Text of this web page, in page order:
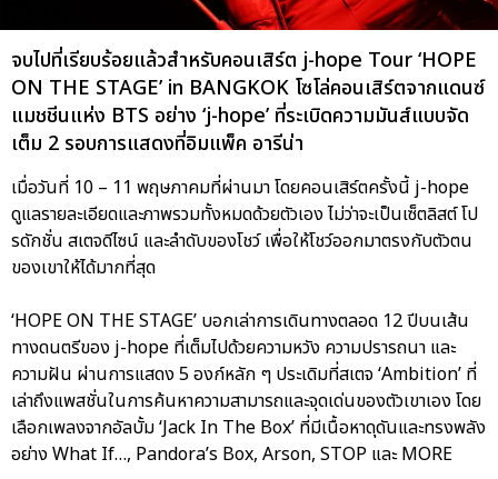
จบไปที่เรียบร้อยแล้วสำหรับคอนเสิร์ต j-hope Tour ‘HOPE
ON THE STAGE’ in BANGKOK โซโล่คอนเสิร์ตจากแดนซ์
แมชชีนแห่ง BTS อย่าง ‘j-hope’ ที่ระเบิดความมันส์แบบจัด
เต็ม 2 รอบการแสดงที่อิมแพ็ค อารีน่า
เมื่อวันที่ 10 – 11 พฤษภาคมที่ผ่านมา โดยคอนเสิร์ตครั้งนี้ j-hope
ดูแลรายละเอียดและภาพรวมทั้งหมดด้วยตัวเอง ไม่ว่าจะเป็นเซ็ตลิสต์ โป
รดักชั่น สเตจดีไซน์ และลำดับของโชว์ เพื่อให้โชว์ออกมาตรงกับตัวตน
ของเขาให้ได้มากที่สุด
‘HOPE ON THE STAGE’ บอกเล่าการเดินทางตลอด 12 ปีบนเส้น
ทางดนตรีของ j-hope ที่เต็มไปด้วยความหวัง ความปรารถนา และ
ความฝัน ผ่านการแสดง 5 องก์หลัก ๆ ประเดิมที่สเตจ ‘Ambition’ ที่
เล่าถึงแพสชั่นในการค้นหาความสามารถและจุดเด่นของตัวเขาเอง โดย
เลือกเพลงจากอัลบั้ม ‘Jack In The Box’ ที่มีเนื้อหาดุดันและทรงพลัง
อย่าง What If…, Pandora’s Box, Arson, STOP และ MORE